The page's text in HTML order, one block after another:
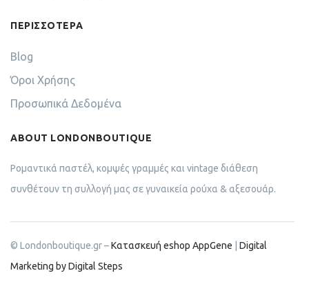
ΠΕΡΙΣΣΟΤΕΡΑ
Blog
Όροι Χρήσης
Προσωπικά Δεδομένα
ABOUT LONDONBOUTIQUE
Ρομαντικά παστέλ, κομψές γραμμές και vintage διάθεση
συνθέτουν τη συλλογή μας σε γυναικεία ρούχα & αξεσουάρ.
© Londonboutique.gr –Κατασκευή eshop AppGene
Digital
Marketing by Digital Steps